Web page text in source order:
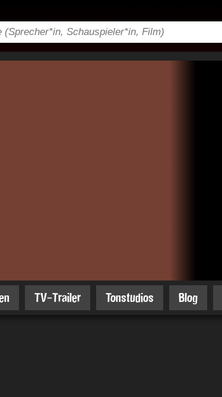
TV-Trailer Tonstudios Blog